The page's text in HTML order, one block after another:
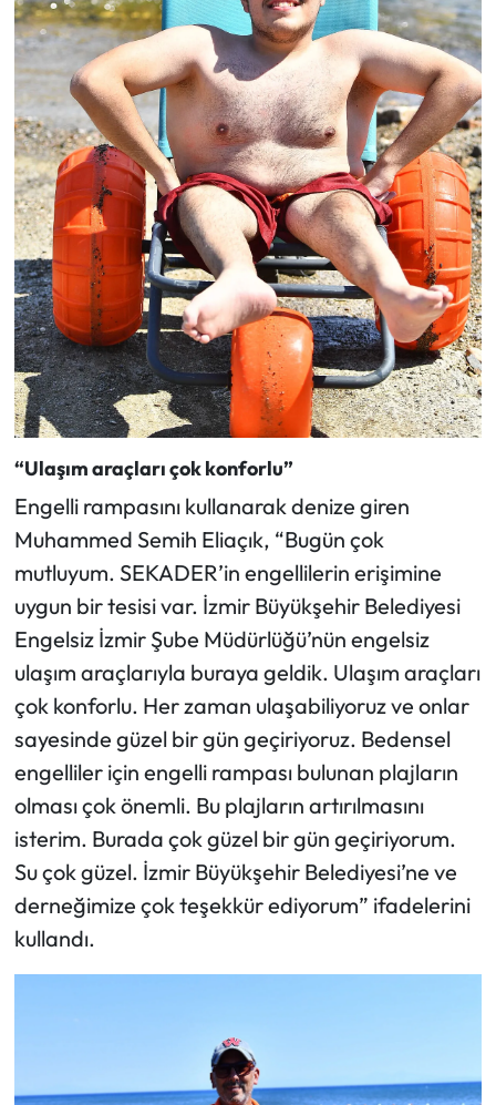
“Ulaşım araçları çok konforlu”
Engelli rampasını kullanarak denize giren
Muhammed Semih Eliaçık, “Bugün çok
mutluyum. SEKADER’in engellilerin erişimine
uygun bir tesisi var. İzmir Büyükşehir Belediyesi
Engelsiz İzmir Şube Müdürlüğü’nün engelsiz
ulaşım araçlarıyla buraya geldik. Ulaşım araçları
çok konforlu. Her zaman ulaşabiliyoruz ve onlar
sayesinde güzel bir gün geçiriyoruz. Bedensel
engelliler için engelli rampası bulunan plajların
olması çok önemli. Bu plajların artırılmasını
isterim. Burada çok güzel bir gün geçiriyorum.
Su çok güzel. İzmir Büyükşehir Belediyesi’ne ve
derneğimize çok teşekkür ediyorum” ifadelerini
kullandı.